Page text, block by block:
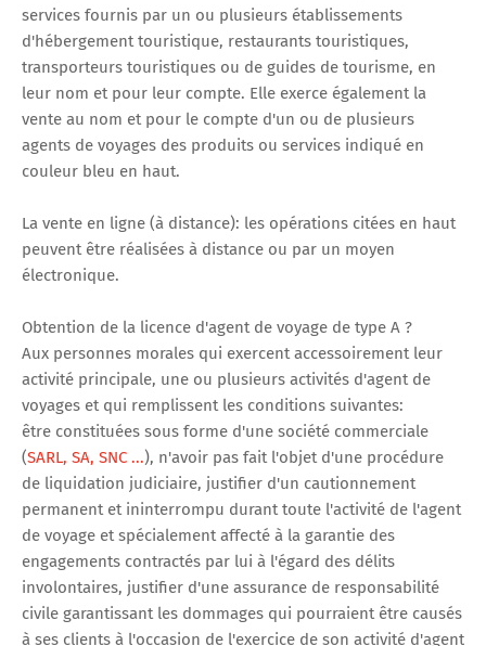
services fournis par un ou plusieurs établissements
d'hébergement touristique, restaurants touristiques,
transporteurs touristiques ou de guides de tourisme, en
leur nom et pour leur compte. Elle exerce également la
vente au nom et pour le compte d'un ou de plusieurs
agents de voyages des produits ou services indiqué en
couleur bleu en haut.
La vente en ligne (à distance): les opérations citées en haut
peuvent être réalisées à distance ou par un moyen
électronique.
Obtention de la licence d'agent de voyage de type A ?
Aux personnes morales qui exercent accessoirement leur
activité principale, une ou plusieurs activités d'agent de
voyages et qui remplissent les conditions suivantes:
être constituées sous forme d'une société commerciale
(SARL, SA, SNC ...), n'avoir pas fait l'objet d'une procédure
de liquidation judiciaire, justifier d'un cautionnement
permanent et ininterrompu durant toute l'activité de l'agent
de voyage et spécialement affecté à la garantie des
engagements contractés par lui à l'égard des délits
involontaires, justifier d'une assurance de responsabilité
civile garantissant les dommages qui pourraient être causés
à ses clients à l'occasion de l'exercice de son activité d'agent